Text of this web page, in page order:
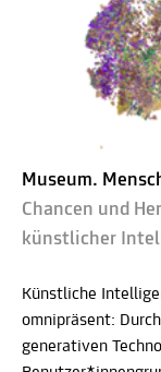
Museum.
Chancen und
künstlicher
Künstliche
omnipräsent:
generativen